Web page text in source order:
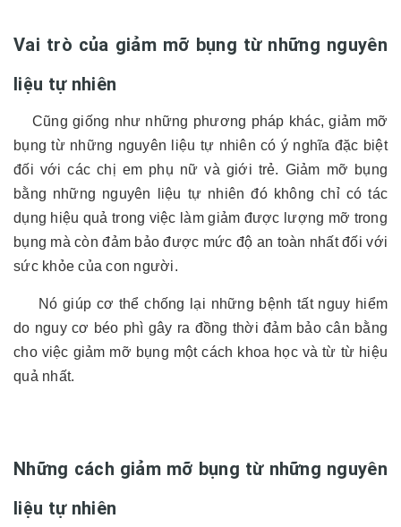
Vai trò của giảm mỡ bụng từ những nguyên
liệu tự nhiên
Cũng giống như những phương pháp khác, giảm mỡ
bụng từ những nguyên liệu tự nhiên có ý nghĩa đặc biệt
đối với các chị em phụ nữ và giới trẻ. Giảm mỡ bụng
bằng những nguyên liệu tự nhiên đó không chỉ có tác
dụng hiệu quả trong việc làm giảm được lượng mỡ trong
bụng mà còn đảm bảo được mức độ an toàn nhất đối với
sức khỏe của con người.
Nó giúp cơ thể chống lại những bệnh tất nguy hiểm
do nguy cơ béo phì gây ra đồng thời đảm bảo cân bằng
cho việc giảm mỡ bụng một cách khoa học và từ từ hiệu
quả nhất.
Những cách giảm mỡ bụng từ những nguyên
liệu tự nhiên